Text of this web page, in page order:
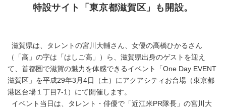
特設サイト「東京都滋賀区」も開設。
滋賀県は、タレントの宮川大輔さん、女優の高橋ひかるさん
（「高」の字は「はしご高」）ら、滋賀県出身のゲストを迎え
て、首都圏で滋賀の魅力を体感できるイベント「One Day EVENT
滋賀区」を平成29年3月4日（土）にアクアシティお台場（東京都
港区台場１丁目7-1）にて開催します。
イベント当日は、タレント・俳優で「近江米PR隊長」の宮川大